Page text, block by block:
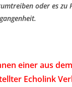
oder es zu
einer aus dem
Echolink